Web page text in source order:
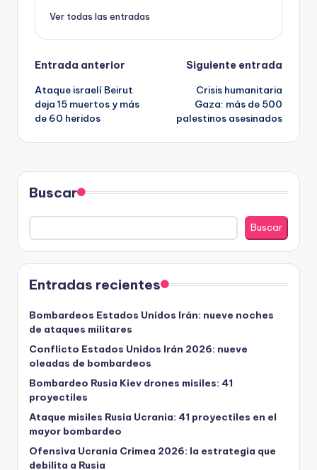
Ver todas las entradas
Navegación
de
entradas
Entrada anterior
Ataque israelí Beirut
deja 15 muertos y más
de 60 heridos
Siguiente entrada
Crisis humanitaria
Gaza: más de 500
palestinos asesinados
Buscar
Buscar
Entradas recientes
Bombardeos Estados Unidos Irán: nueve noches
de ataques militares
Conflicto Estados Unidos Irán 2026: nueve
oleadas de bombardeos
Bombardeo Rusia Kiev drones misiles: 41
proyectiles
Ataque misiles Rusia Ucrania: 41 proyectiles en el
mayor bombardeo
Ofensiva Ucrania Crimea 2026: la estrategia que
debilita a Rusia